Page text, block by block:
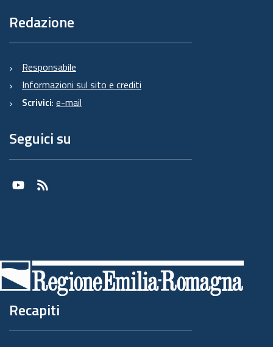
Redazione
Responsabile
Informazioni sul sito e crediti
Scrivici: e-mail
Seguici su
Youtube
RSS
Recapiti